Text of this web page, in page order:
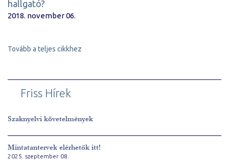
hallgató?
2018. november 06.
Tovább a teljes cikkhez
Friss Hírek
Szaknyelvi követelmények
Mintatantervek elérhetők itt!
2025. szeptember 08.